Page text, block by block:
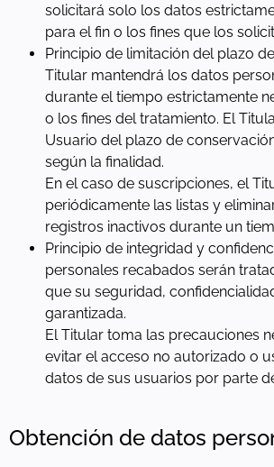
solicitará solo los datos
para el fin o los fines que los
Principio de limitación del plazo
Titular mantendrá los datos
durante el tiempo estrictamente
o los fines del tratamiento. El
Usuario del plazo de
según la finalidad.
En el caso de suscripciones, el
periódicamente las listas y
registros inactivos durante un
Principio de integridad y
personales recabados serán
que su seguridad,
garantizada.
El Titular toma las precauciones
evitar el acceso no autorizado o
datos de sus usuarios por parte
Obtención de datos